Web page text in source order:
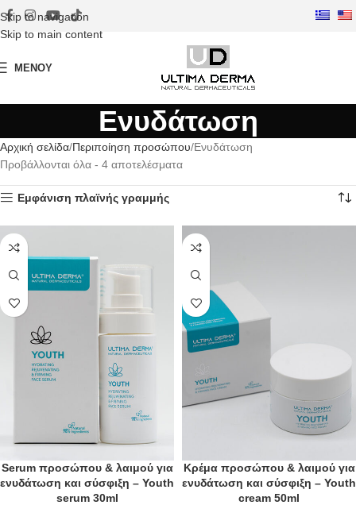
Skip to navigation
Skip to main content
ΜΕΝΟΎ
Ενυδάτωση
Αρχική σελίδα Περιποίηση προσώπου Ενυδάτωση
Προβάλλονται όλα - 4 αποτελέσματα
Εμφάνιση πλαϊνής γραμμής
Serum προσώπου & λαιμού για
ενυδάτωση και σύσφιξη – Youth
serum 30ml
Κρέμα προσώπου & λαιμού για
ενυδάτωση και σύσφιξη – Youth
cream 50ml